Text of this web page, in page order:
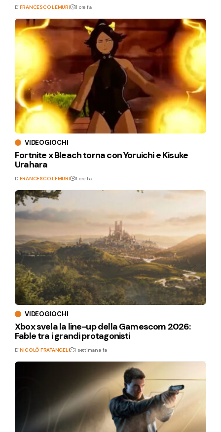
DiFRANCESCO LEMURI 11 ore fa
VIDEOGIOCHI
Fortnite x Bleach torna con Yoruichi e Kisuke
Urahara
DiFRANCESCO LEMURI 11 ore fa
VIDEOGIOCHI
Xbox svela la line-up della Gamescom 2026:
Fable tra i grandi protagonisti
DiNICOLÒ FRATANGELI 1 settimana fa